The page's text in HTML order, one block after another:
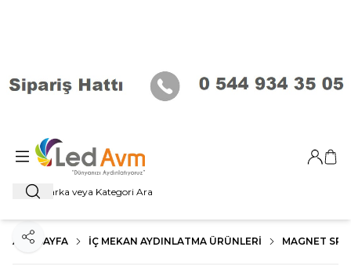
Ara
Giriş
ANA SAYFA İÇ MEKAN AYDINLATMA ÜRÜNLERI MAGNET
Paylaş